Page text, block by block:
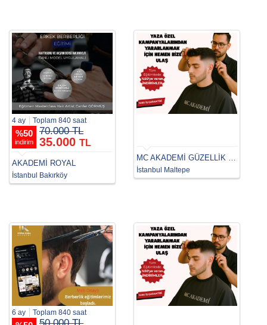
4 ay Toplam 840 saat
%50
indirim
70.000 TL
35.000 TL
AKADEMİ ROYAL
İstanbul Bakırköy
İstanbul Maltepe
6 ay Toplam 840 saat